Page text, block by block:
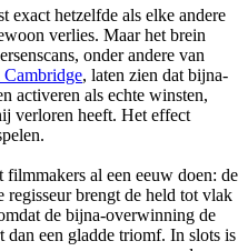
exact hetzelfde als elke andere
verlies. Maar het brein
onder andere van
, laten zien dat bijna-
activeren als echte winsten,
verloren heeft. Het effect
al een eeuw doen: de
regisseur brengt de held tot vlak
de bijna-overwinning de
dan een gladde triomf. In slots is